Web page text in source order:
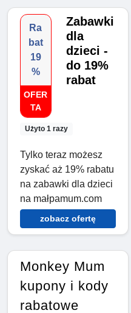
Ra
bat
19
%
OFER
TA
Użyto 1 razy
Zabawki
dla
dzieci -
do 19%
rabat
Tylko teraz możesz
zyskać aż 19% rabatu
na zabawki dla dzieci
na małpamum.com
zobacz ofertę
Monkey Mum
kupony i kody
rabatowe